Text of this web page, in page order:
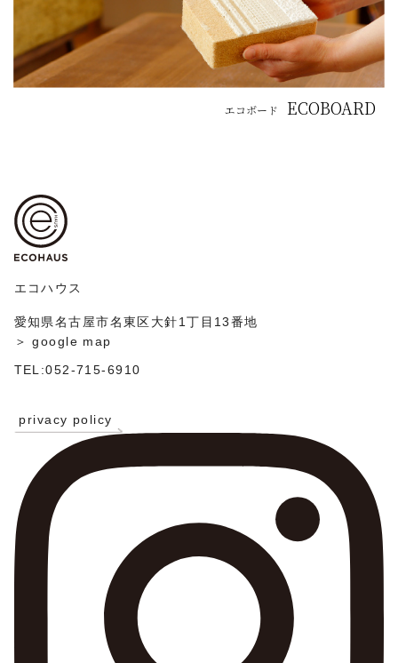
エコボード ECOBOARD
エコハウス
愛知県名古屋市名東区大針1丁目13番地
＞ google map
TEL:052-715-6910
privacy policy